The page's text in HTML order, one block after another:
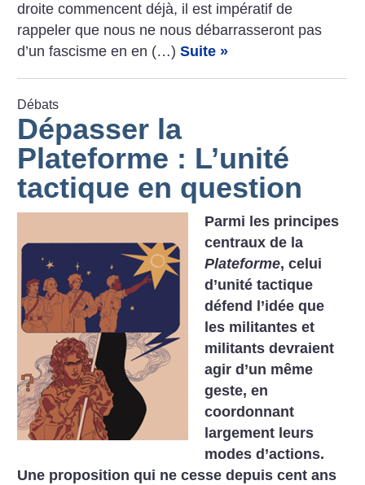
droite commencent déjà, il est impératif de
rappeler que nous ne nous débarrasseront pas
d’un fascisme en en (…)Suite »
Débats
Dépasser la
Plateforme : L’unité
tactique en question
Parmi les principes
centraux de la
Plateforme, celui
d’unité tactique
défend l’idée que
les militantes et
militants devraient
agir d’un même
geste, en
coordonnant
largement leurs
modes d’actions.
Une proposition qui ne cesse depuis cent ans